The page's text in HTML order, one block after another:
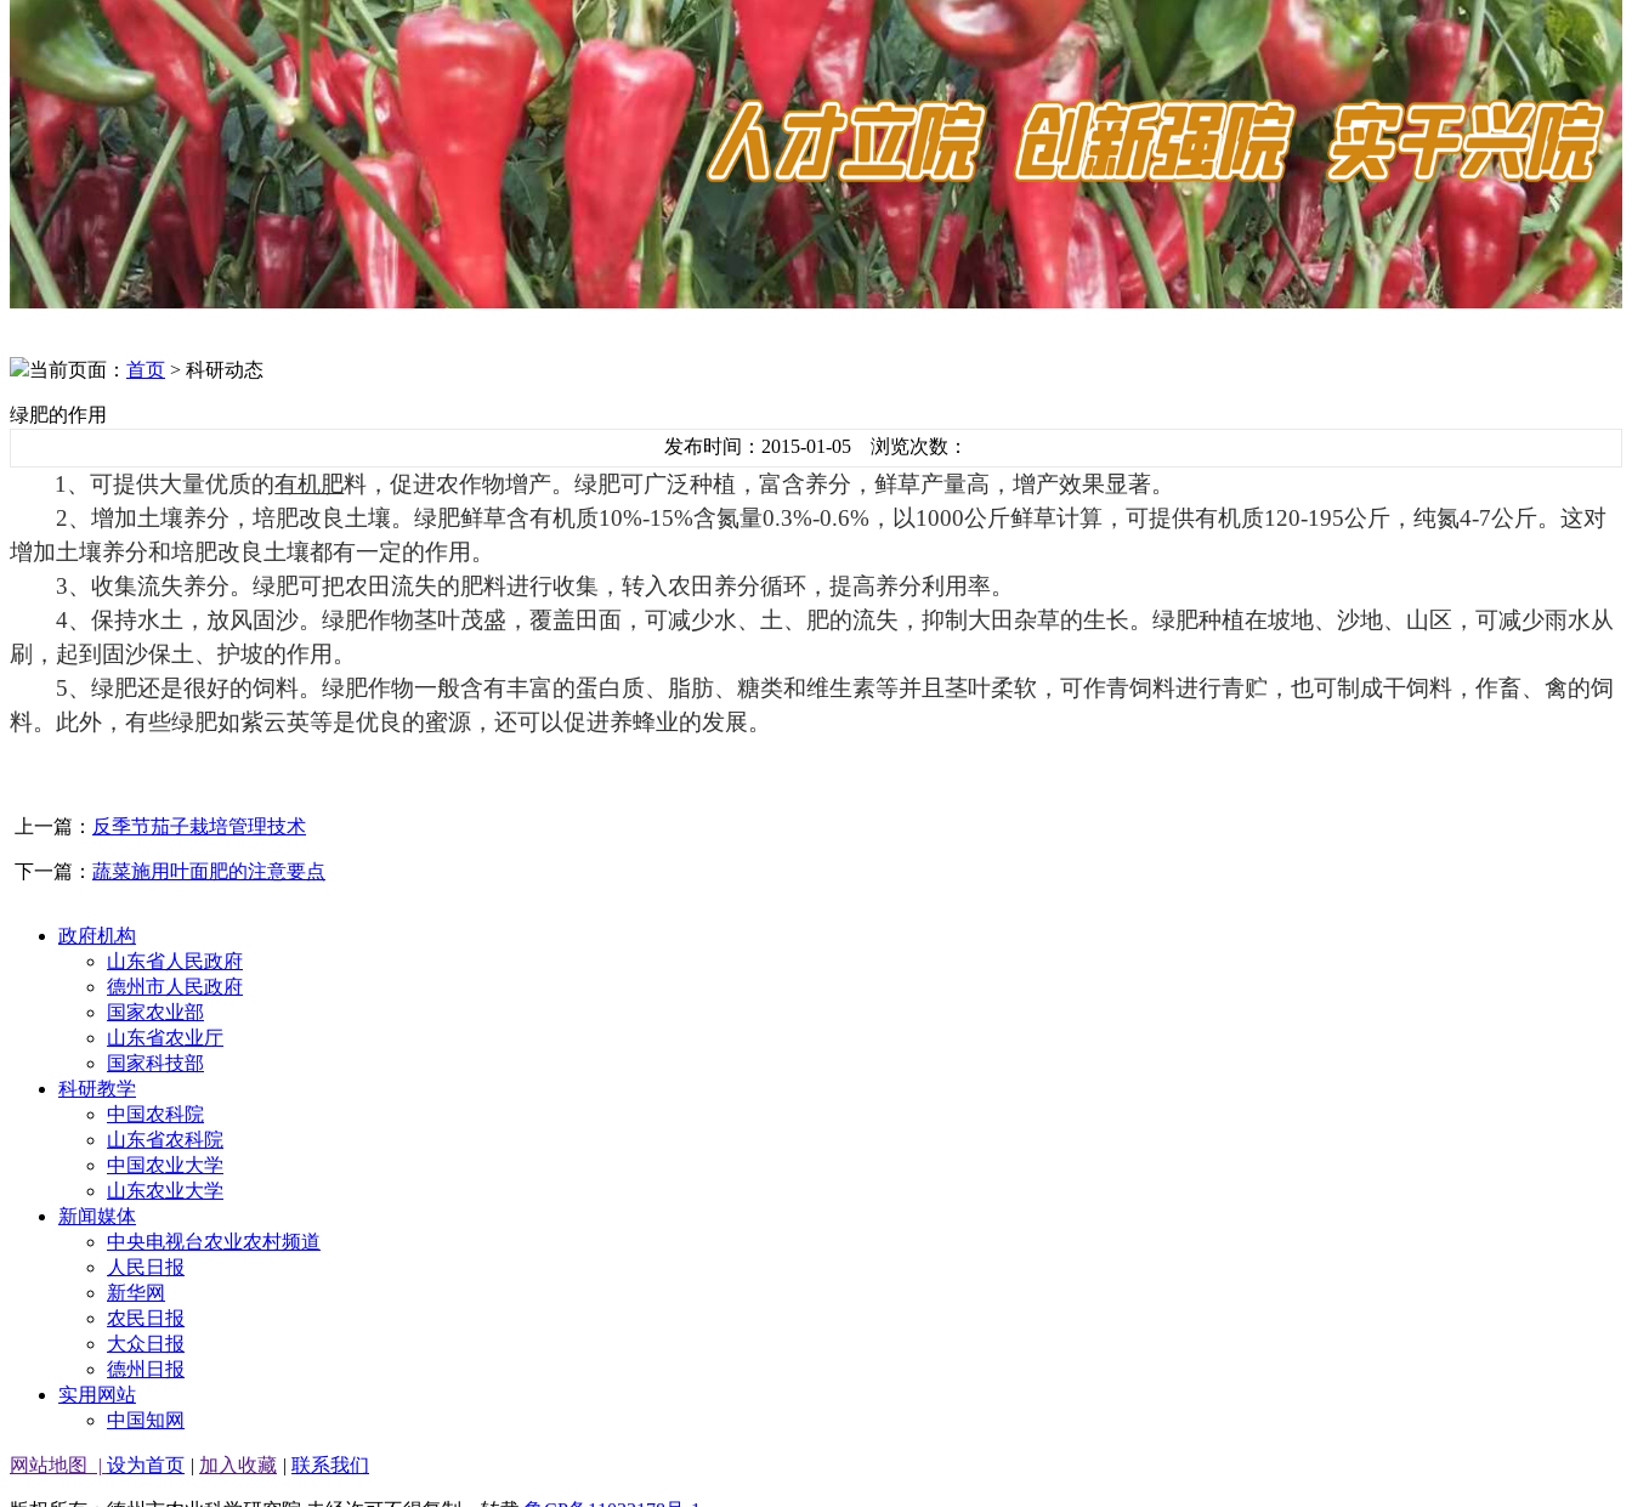
当前页面： 首页 > 科研动态
绿肥的作用
发布时间：2015-01-05 浏览次数：
1 、可提供大量优质的有机肥料，促进农作物增产。绿肥可广泛种植，富含养分，鲜草产量高，增产效果显著。
2、增加土壤养分，培肥改良土壤。绿肥鲜草含有机质10%-15%含氮量0.3%-0.6% ，以1000公斤鲜草计算，可提供有机质120-195公斤 ，纯氮4-7公斤。这对
增加土壤养分和培肥改良土壤都有一定的作用。
3、收集流失养分。绿肥可把农田流失的肥料进行收集，转入农田养分循环，提高养分利用率。
4、保持水土，放风固沙。绿肥作物茎叶茂盛，覆盖田面，可减少水、土、肥的流失，抑制大田杂草的生长。绿肥种植在坡地、沙地、山区，可减少雨水从
刷，起到固沙保土、护坡的作用。
5、绿肥还是很好的饲料。绿肥作物一般含有丰富的蛋白质、脂肪、糖类和维生素等并且茎叶柔软，可作青饲料进行青贮，也可制成干饲料，作畜、禽的饲
料。此外，有些绿肥如紫云英等是优良的蜜源，还可以促进养蜂业的发展。
上一篇： 反季节茄子栽培管理技术
下一篇： 蔬菜施用叶面肥的注意要点
政府机构
山东省人民政府
德州市人民政府
国家农业部
山东省农业厅
国家科技部
科研教学
中国农科院
山东省农科院
中国农业大学
山东农业大学
新闻媒体
中央电视台农业农村频道
人民日报
新华网
农民日报
大众日报
德州日报
实用网站
中国知网
网站地图 | 设为首页 | 加入收藏 | 联系我们